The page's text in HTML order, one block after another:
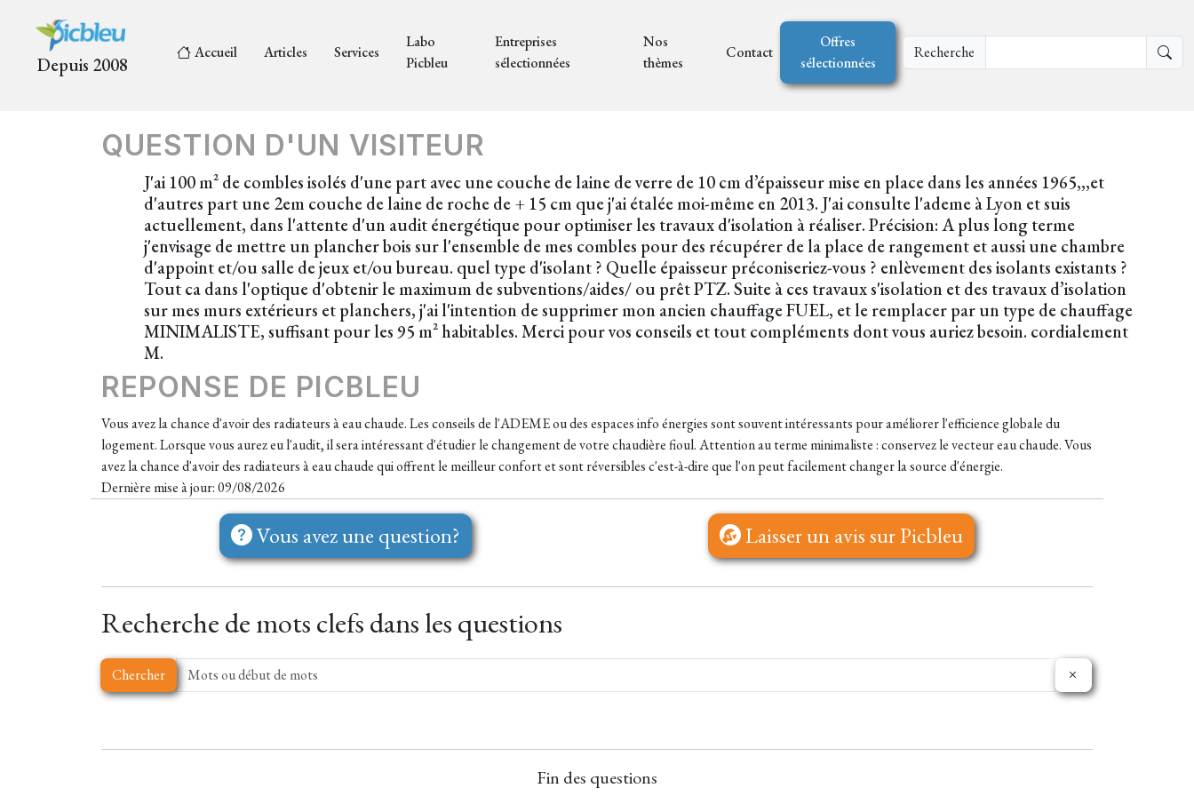
Depuis 2008
Accueil Articles Services
Labo
Picbleu
Entreprises
sélectionnées
Nos
thèmes
Contact
Offres
sélectionnées
Recherche
QUESTION D'UN VISITEUR
J'ai 100 m² de combles isolés d'une part avec une couche de laine de verre de 10 cm d’épaisseur mise en place dans les années 1965,,,et
d'autres part une 2em couche de laine de roche de + 15 cm que j'ai étalée moi-même en 2013. J'ai consulte l'ademe à Lyon et suis
actuellement, dans l'attente d'un audit énergétique pour optimiser les travaux d'isolation à réaliser. Précision: A plus long terme
j'envisage de mettre un plancher bois sur l'ensemble de mes combles pour des récupérer de la place de rangement et aussi une chambre
d'appoint et/ou salle de jeux et/ou bureau. quel type d'isolant ? Quelle épaisseur préconiseriez-vous ? enlèvement des isolants existants ?
Tout ca dans l'optique d'obtenir le maximum de subventions/aides/ ou prêt PTZ. Suite à ces travaux s'isolation et des travaux d’isolation
sur mes murs extérieurs et planchers, j'ai l'intention de supprimer mon ancien chauffage FUEL, et le remplacer par un type de chauffage
MINIMALISTE, suffisant pour les 95 m² habitables. Merci pour vos conseils et tout compléments dont vous auriez besoin. cordialement
M.
REPONSE DE PICBLEU
Vous avez la chance d'avoir des radiateurs à eau chaude. Les conseils de l'ADEME ou des espaces info énergies sont souvent intéressants pour améliorer l'efficience globale du
logement. Lorsque vous aurez eu l'audit, il sera intéressant d'étudier le changement de votre chaudière fioul. Attention au terme minimaliste : conservez le vecteur eau chaude. Vous
avez la chance d'avoir des radiateurs à eau chaude qui offrent le meilleur confort et sont réversibles c'est-à-dire que l'on peut facilement changer la source d'énergie.
Dernière mise à jour: 09/08/2026
Vous avez une question? Laisser un avis sur Picbleu
Recherche de mots clefs dans les questions
Chercher
Fin des questions